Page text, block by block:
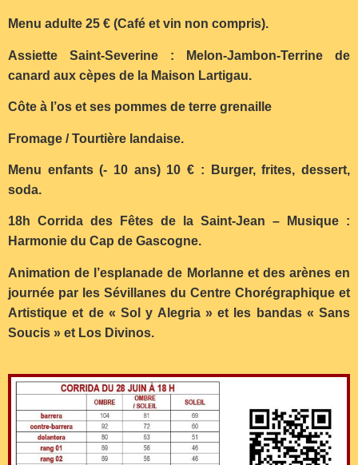
Menu adulte 25 € (Café et vin non compris).
Assiette Saint-Severine : Melon-Jambon-Terrine de
canard aux cèpes de la Maison Lartigau.
Côte à l’os et ses pommes de terre grenaille
Fromage / Tourtière landaise.
Menu enfants (- 10 ans) 10 € : Burger, frites, dessert,
soda.
18h Corrida des Fêtes de la Saint-Jean – Musique :
Harmonie du Cap de Gascogne.
Animation de l’esplanade de Morlanne et des arènes en
journée par les Sévillanes du Centre Chorégraphique et
Artistique et de « Sol y Alegria » et les bandas « Sans
Soucis » et Los Divinos.